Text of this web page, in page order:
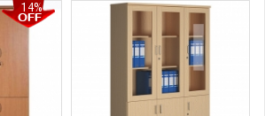
14%